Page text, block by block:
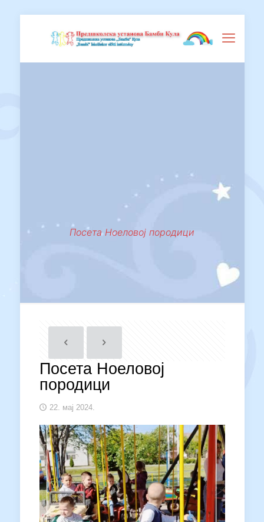
Посета Ноеловој породици
Посета Ноеловој
породици
22. мај 2024.